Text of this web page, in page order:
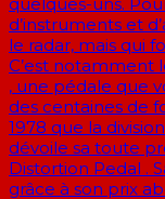
d’instruments et
le radar, mais qui
C’est notamment
, une pédale que
des centaines de
1978 que la
dévoile sa toute
Distortion Pedal .
grâce à son prix